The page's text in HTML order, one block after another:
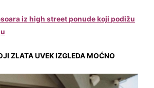
iz high street ponude koji podižu
ZLATA UVEK IZGLEDA MOĆNO